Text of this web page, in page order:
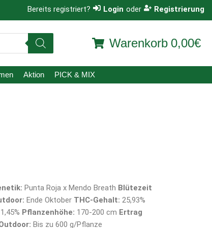
Bereits registriert? Login oder Registrierung
Warenkorb 0,00€
Aktion PICK & MIX
Punta Roja x Mendo Breath Blütezeit
Ende Oktober THC-Gehalt: 25,93%
1,45% Pflanzenhöhe: 170-200 cm Ertrag
Bis zu 600 g/Pflanze